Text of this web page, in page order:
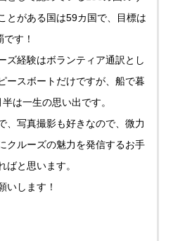
とがある国は59カ国で、目標は
す！
ズ経験はボランティア通訳とし
ースボートだけですが、船で暮
は一生の思い出です。
、写真撮影も好きなので、微力
クルーズの魅力を発信するお手
ばと思います。
いします！